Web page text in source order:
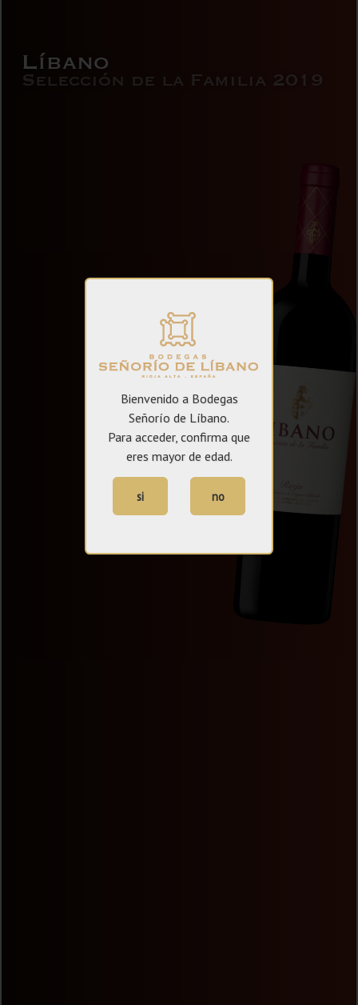
Líbano
Selección de la Familia 2019
Bienvenido a Bodegas
Señorío de Líbano.
Para acceder, confirma que
eres mayor de edad.
si no